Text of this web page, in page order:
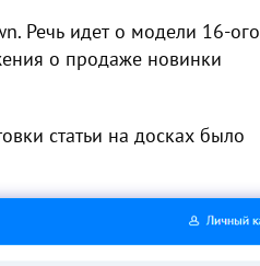
Речь идет о модели 16-ого
о продаже новинки
статьи на досках было